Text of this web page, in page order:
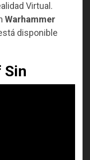
Virtual.
Warhammer
disponible
Sin